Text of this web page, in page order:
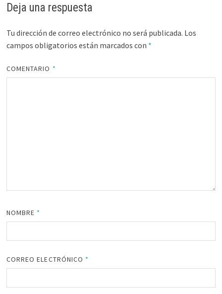
Deja una respuesta
Tu dirección de correo electrónico no será publicada. Los
campos obligatorios están marcados con *
COMENTARIO *
NOMBRE *
CORREO ELECTRÓNICO *